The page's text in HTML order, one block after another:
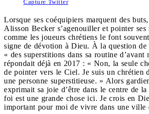
Capture Twitter
Lorsque ses coéquipiers marquent des
Alisson Becker s’agenouiller et pointer
comme les joueurs chrétiens le font
signe de dévotion à Dieu. À la question de
« des superstitions dans sa routine d’avant
répondait déjà en 2017 : « Non, la seule
de pointer vers le Ciel. Je suis un chrétien
une personne superstitieuse. » Alors
exprimait sa joie d’être dans le centre de
foi est une grande chose ici. Je crois en
important pour moi de vivre dans une ville